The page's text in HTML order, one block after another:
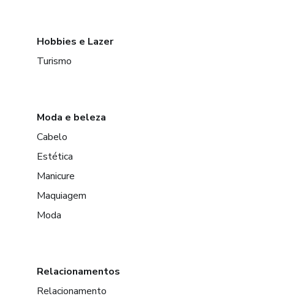
Hobbies e Lazer
Turismo
Moda e beleza
Cabelo
Estética
Manicure
Maquiagem
Moda
Relacionamentos
Relacionamento